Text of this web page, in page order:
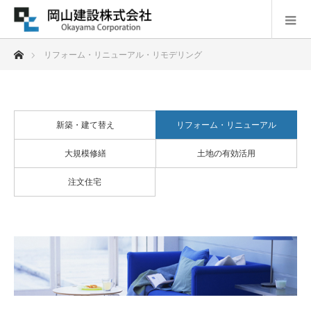
ホームリフォーム・リニューアル・リモデリング
新築・建て替え リフォーム・リニューアル
大規模修繕 土地の有効活用
注文住宅